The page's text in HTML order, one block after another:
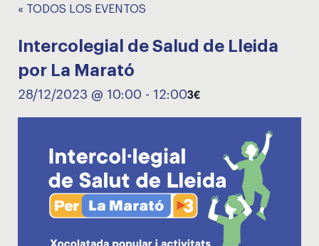
« TODOS LOS EVENTOS
Intercolegial de Salud de Lleida
por La Marató
28/12/2023 @ 10:00 - 12:003€